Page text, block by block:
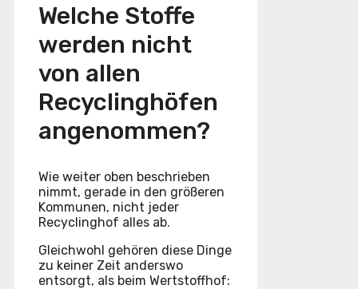
Welche Stoffe
werden nicht
von allen
Recyclinghöfen
angenommen?
Wie weiter oben beschrieben
nimmt, gerade in den größeren
Kommunen, nicht jeder
Recyclinghof alles ab.
Gleichwohl gehören diese Dinge
zu keiner Zeit anderswo
entsorgt, als beim Wertstoffhof: